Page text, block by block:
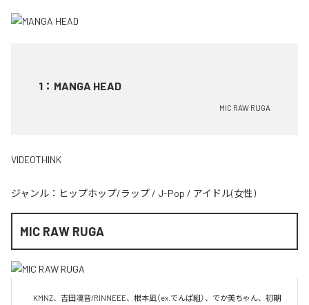
1 ： MANGA HEAD
MIC RAW RUGA
VIDEOTHINK
ジャンル： ヒップホップ/ラップ / J-Pop / アイドル(女性)
MIC RAW RUGA
KMNZ、吉田凜音/RINNEEE、根本凪（ex.でんぱ組）、でか美ちゃん、初期